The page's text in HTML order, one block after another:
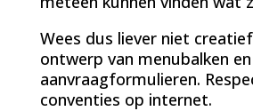
Wees dus liever niet
ontwerp van menubalken en
aanvraagformulieren.
conventies op internet.